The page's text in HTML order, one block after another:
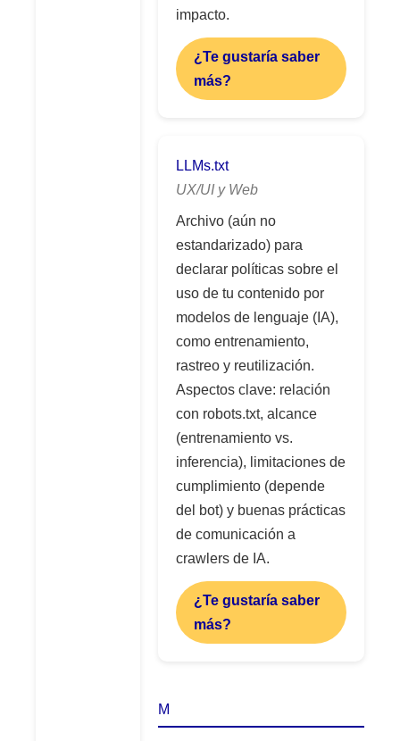
impacto.
¿Te gustaría saber
más?
LLMs.txt
UX/UI y Web
Archivo (aún no
estandarizado) para
declarar políticas sobre el
uso de tu contenido por
modelos de lenguaje (IA),
como entrenamiento,
rastreo y reutilización.
Aspectos clave: relación
con robots.txt, alcance
(entrenamiento vs.
inferencia), limitaciones de
cumplimiento (depende
del bot) y buenas prácticas
de comunicación a
crawlers de IA.
¿Te gustaría saber
más?
M